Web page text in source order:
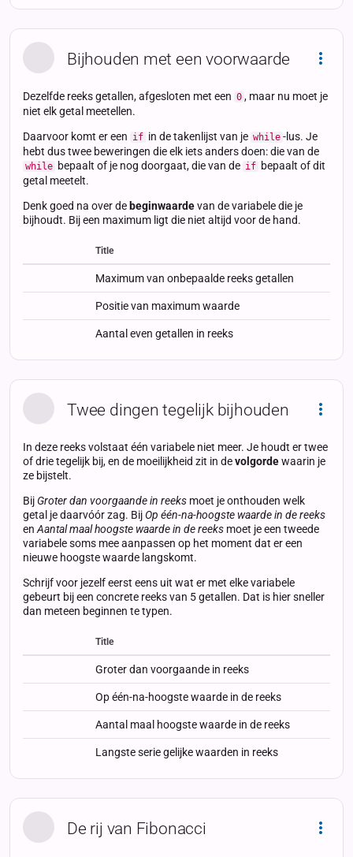
Bijhouden met een voorwaarde
Dezelfde reeks getallen, afgesloten met een 0 , maar nu moet je
niet elk getal meetellen.
Daarvoor komt er een if in de takenlijst van je while -lus. Je
hebt dus twee beweringen die elk iets anders doen: die van de
while bepaalt of je nog doorgaat, die van de if bepaalt of dit
getal meetelt.
Denk goed na over debeginwaardevan de variabele die je
bijhoudt. Bij een maximum ligt die niet altijd voor de hand.
StatusStatus Type
Title
Maximum van onbepaalde reeks getallen
Positie van maximum waarde
Aantal even getallen in reeks
Twee dingen tegelijk bijhouden
In deze reeks volstaat één variabele niet meer. Je houdt er twee
of drie tegelijk bij, en de moeilijkheid zit in devolgordewaarin je
ze bijstelt.
Bij Groter dan voorgaande in reeks moet je onthouden welk
getal je daarvóór zag. BijOp één-na-hoogste waarde in de reeks
en Aantal maal hoogste waarde in de reeks moet je een tweede
variabele soms mee aanpassen op het moment dat er een
nieuwe hoogste waarde langskomt.
Schrijf voor jezelf eerst eens uit wat er met elke variabele
gebeurt bij een concrete reeks van 5 getallen. Dat is hier sneller
dan meteen beginnen te typen.
StatusStatus Type
Title
Groter dan voorgaande in reeks
Op één-na-hoogste waarde in de reeks
Aantal maal hoogste waarde in de reeks
Langste serie gelijke waarden in reeks
De rij van Fibonacci